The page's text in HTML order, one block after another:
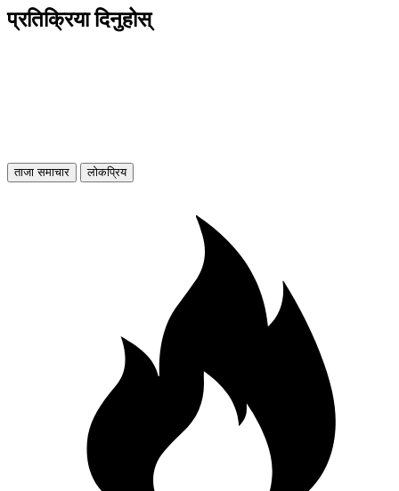
प्रतिक्रिया दिनुहोस्
ताजा समाचार लोकप्रिय